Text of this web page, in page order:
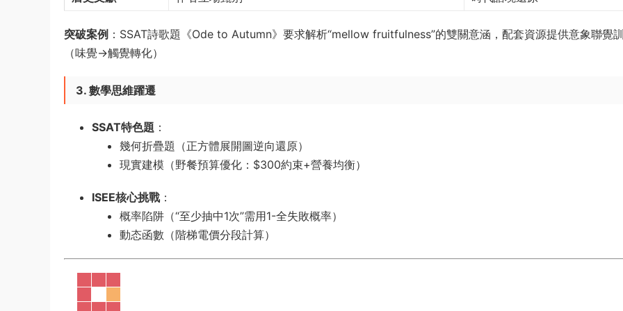
突破案例 ：SSAT詩歌題《Ode to Autumn》要求解析“mellow fruitfulness”的雙關意涵，配套資源提供意象聯覺
（味覺→觸覺轉化）
3. 數學思維躍遷
SSAT特色題 ​：
幾何折疊題（正方體展開圖逆向還原）
現實建模（野餐預算優化：$300約束+營養均衡）
ISEE核心挑戰 ​：
概率陷阱（“至少抽中1次”需用1-全失敗概率）
動态函數（階梯電價分段計算）